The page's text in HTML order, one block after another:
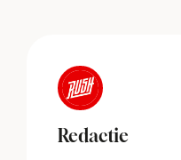
Redactie